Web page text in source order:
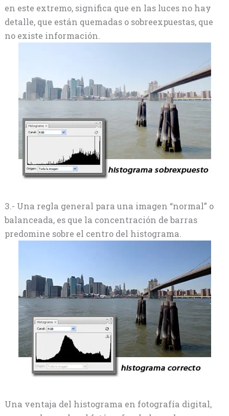
en este extremo, significa que en las luces no hay
detalle, que están quemadas o sobreexpuestas, que
no existe información.
3.- Una regla general para una imagen “normal” o
balanceada, es que la concentración de barras
predomine sobre el centro del histograma.
Una ventaja del histograma en fotografía digital,